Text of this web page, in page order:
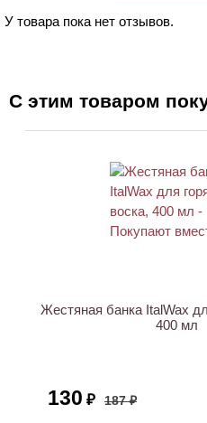
У товара пока нет отзывов.
С этим товаром
Жестяная банка ItalWax
400 мл
130 ₽ 187 ₽